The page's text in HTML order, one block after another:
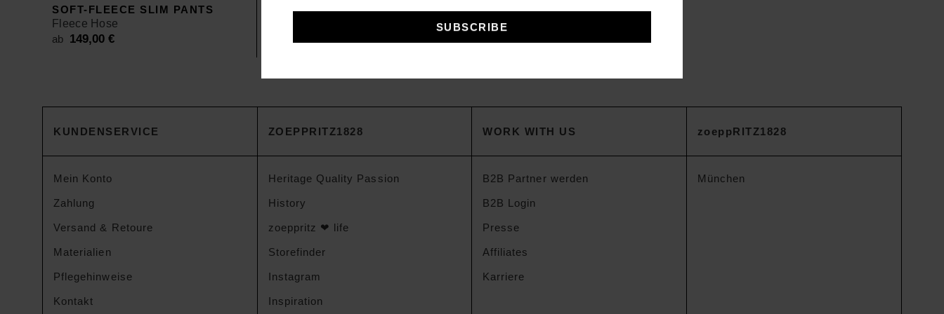
SOFT-FLEECE SLIM PANTS
Fleece Hose
ab 149,00€
SOFT-FLEECE PANTS
KUNDENSERVICE
Mein Konto
Zahlung
Versand & Retoure
Materialien
Pflegehinweise
Kontakt
ZOEPPRITZ1828
Heritage Quality Passion
History
zoeppritz ❤ life
Storefinder
Instagram
Inspiration
WORK WITH US
B2B Partner werden
B2B Login
Presse
Affiliates
Karriere
zoeppRITZ1828
München